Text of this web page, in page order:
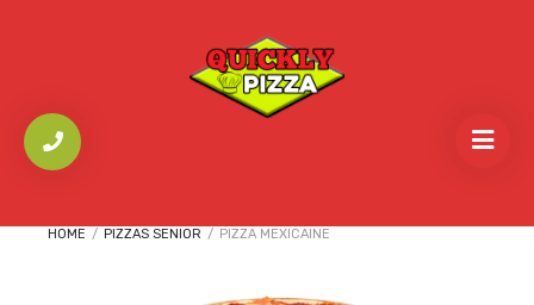
HOME / PIZZAS SENIOR / PIZZA MEXICAINE